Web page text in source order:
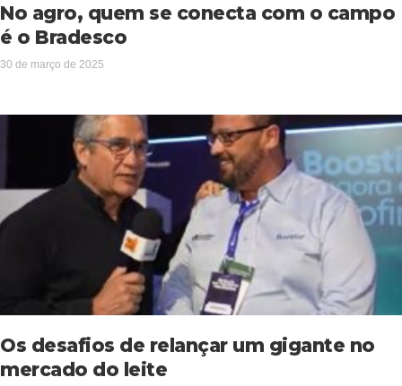
No agro, quem se conecta com o campo
é o Bradesco
30 de março de 2025
Os desafios de relançar um gigante no
mercado do leite